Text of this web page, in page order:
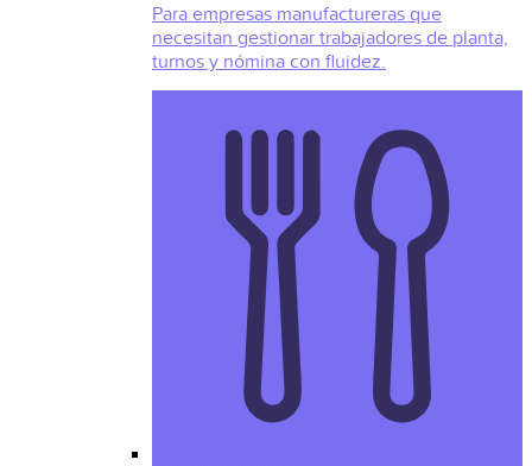
Para empresas manufactureras que
necesitan gestionar trabajadores de planta,
turnos y nómina con fluidez.